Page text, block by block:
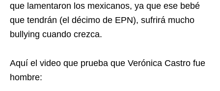
que lamentaron los mexicanos, ya que ese bebé
que tendrán (el décimo de EPN), sufrirá mucho
bullying cuando crezca.
Aquí el video que prueba que Verónica Castro fue
hombre: